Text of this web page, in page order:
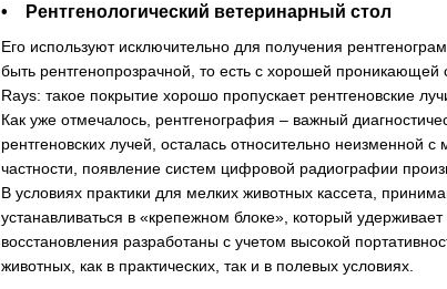
• Рентгенологический ветеринарный стол
Его используют исключительно для получения
быть рентгенопрозрачной, то есть с хорошей
Rays: такое покрытие хорошо пропускает рентгеновские
Как уже отмечалось, рентгенография – важный
рентгеновских лучей, осталась относительно неизменной
частности, появление систем цифровой радиографии
В условиях практики для мелких животных кассета,
устанавливаться в «крепежном блоке», который
восстановления разработаны с учетом высокой
животных, как в практических, так и в полевых условиях.